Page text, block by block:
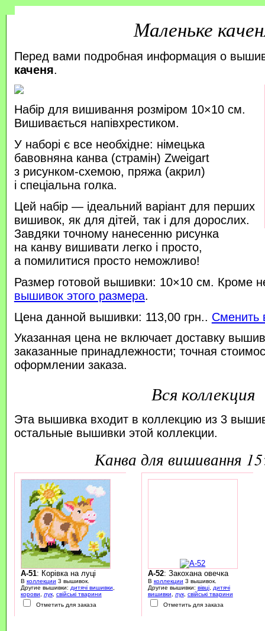
Маленьке
Перед вами подробная информация о
каченя.
Набір для вишивання розміром 10×10 см.
Вишивається напівхрестиком.
У наборі є все необхідне: німецька
бавовняна канва (страмін) Zweigart
з рисунком-схемою, пряжа (акрил)
і спеціальна голка.
Цей набір — ідеальний варіант для перших
вишивок, як для дітей, так і для дорослих.
Завдяки точному нанесенню рисунка
на канву вишивати легко і просто,
а помилитися просто неможливо!
Размер готовой вышивки: 10×10 см. Кроме
вышивок этого размера.
Цена данной вышивки: 113,00 грн.. Сменить
Указанная цена не включает доставку
заказанные принадлежности; точная
оформлении заказа.
Вся коллекция
Эта вышивка входит в коллекцию из 3
остальные вышивки этой коллекции.
канва для вишивання
A-51: Корівка на луці
В коллекции 3 вышивок.
Другие вышивки: дитячі вишивки
корови
лук, свійські тварини
Отметить для заказа
A-52: Закохана овечка
В коллекции 3 вышивок.
Другие вышивки: вівці,
дитячі
вишивки
лук, свійські тварини
Отметить для заказа